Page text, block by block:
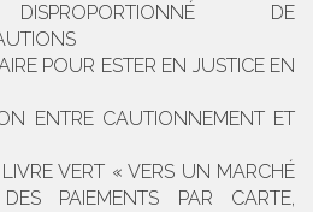
DISPROPORTIONNÉ DE
POUR ESTER EN JUSTICE EN
ENTRE CAUTIONNEMENT ET
VERT « VERS UN MARCHÉ
PAIEMENTS PAR CARTE,